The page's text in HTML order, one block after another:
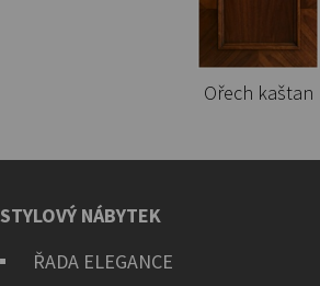
Ořech kaštan
STYLOVÝ NÁBYTEK
ŘADA ELEGANCE